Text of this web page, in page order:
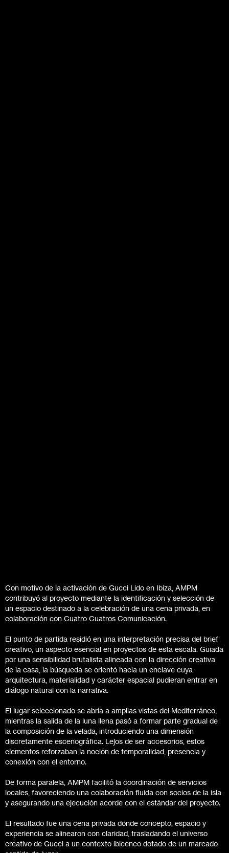
Con motivo de la activación de Gucci Lido en Ibiza, AMPM
contribuyó al proyecto mediante la identificación y selección de
un espacio destinado a la celebración de una cena privada, en
colaboración con Cuatro Cuatros Comunicación.
El punto de partida residió en una interpretación precisa del brief
creativo, un aspecto esencial en proyectos de esta escala. Guiada
por una sensibilidad brutalista alineada con la dirección creativa
de la casa, la búsqueda se orientó hacia un enclave cuya
arquitectura, materialidad y carácter espacial pudieran entrar en
diálogo natural con la narrativa.
El lugar seleccionado se abría a amplias vistas del Mediterráneo,
mientras la salida de la luna llena pasó a formar parte gradual de
la composición de la velada, introduciendo una dimensión
discretamente escenográfica. Lejos de ser accesorios, estos
elementos reforzaban la noción de temporalidad, presencia y
conexión con el entorno.
De forma paralela, AMPM facilitó la coordinación de servicios
locales, favoreciendo una colaboración fluida con socios de la isla
y asegurando una ejecución acorde con el estándar del proyecto.
El resultado fue una cena privada donde concepto, espacio y
experiencia se alinearon con claridad, trasladando el universo
creativo de Gucci a un contexto ibicenco dotado de un marcado